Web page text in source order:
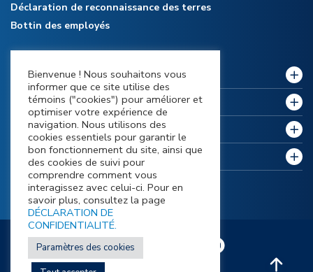
Déclaration de reconnaissance des terres
Bottin des employés
Notre collège
Politiques et règlements
Futurs étudiants
Étudiants actuels
Bienvenue ! Nous souhaitons vous
informer que ce site utilise des
témoins ("cookies") pour améliorer et
optimiser votre expérience de
navigation. Nous utilisons des
cookies essentiels pour garantir le
bon fonctionnement du site, ainsi que
des cookies de suivi pour
comprendre comment vous
interagissez avec celui-ci. Pour en
savoir plus, consultez la page
DÉCLARATION DE
CONFIDENTIALITÉ.
Paramètres des cookies